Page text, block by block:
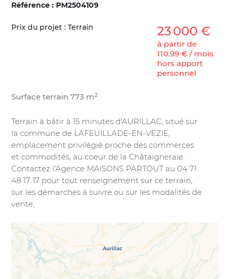
Référence : PM2504109
Prix du projet : Terrain 23 000 €
à partir de
110.99 € / mois
hors apport
personnel
2026/05/29 14:09:20
Surface terrain 773 m2
Terrain à bâtir à 15 minutes d'AURILLAC, situé sur
la commune de LAFEUILLADE-EN-VEZIE,
emplacement privilégié proche des commerces
et commodités, au coeur de la Châtaigneraie.
Contactez l'Agence MAISONS PARTOUT au 04 71
48 17 17 pour tout renseignement sur ce terrain,
sur les démarches à suivre ou sur les modalités de
vente;